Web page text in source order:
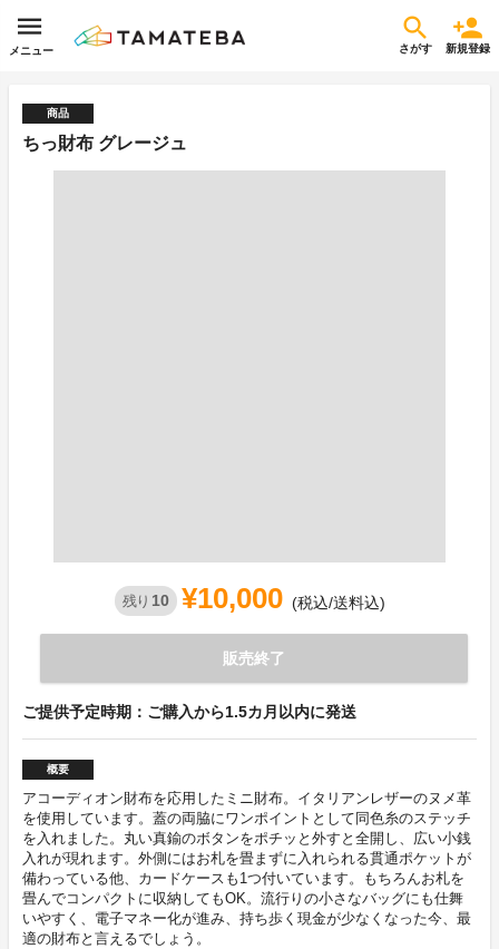
メニュー さがす 新規登録
商品
ちっ財布 グレージュ
残り 10 ¥10,000 (税込/送料込)
販売終了
ご提供予定時期：ご購入から1.5カ月以内に発送
概要
アコーディオン財布を応用したミニ財布。イタリアンレザーのヌメ革
を使用しています。蓋の両脇にワンポイントとして同色糸のステッチ
を入れました。丸い真鍮のボタンをポチッと外すと全開し、広い小銭
入れが現れます。外側にはお札を畳まずに入れられる貫通ポケットが
備わっている他、カードケースも1つ付いています。もちろんお札を
畳んでコンパクトに収納してもOK。流行りの小さなバッグにも仕舞
いやすく、電子マネー化が進み、持ち歩く現金が少なくなった今、最
適の財布と言えるでしょう。